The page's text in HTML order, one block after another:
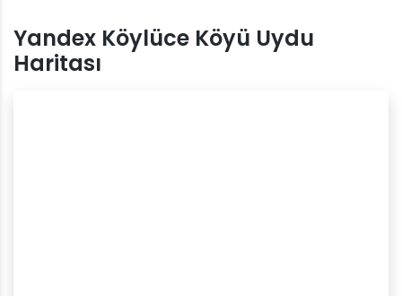
Yandex Köylüce Köyü Uydu
Haritası